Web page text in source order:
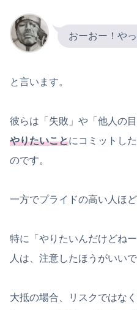
おーおー！や
と言います。
彼らは「失敗」や「他人の
やりたいことにコミットし
のです。
一方でプライドの高い人ほど
特に「やりたいんだけどね
人は、注意したほうがいいで
大抵の場合、リスクではな